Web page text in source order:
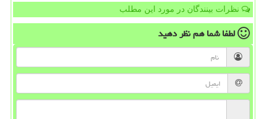
نظرات بینندگان در مورد این مطلب
لطفا شما همنظر دهید